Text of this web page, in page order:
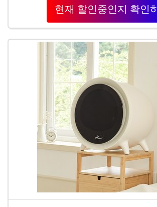
현재 할인중인지 확인